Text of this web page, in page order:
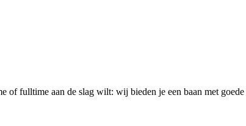
of fulltime aan de slag wilt: wij bieden je een baan met